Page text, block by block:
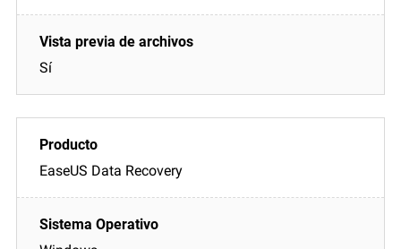
Sí
EaseUS Data Recovery